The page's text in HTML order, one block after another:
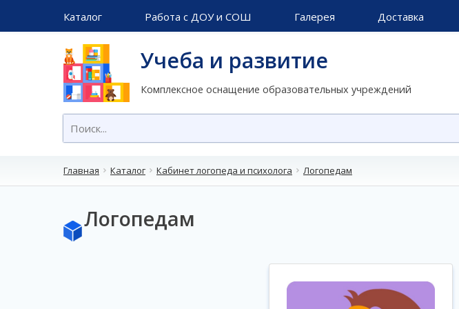
Каталог Работа с ДОУ и СОШ Галерея Доставка
Учеба и развитие
Комплексное оснащение образовательных учреждений
Главная Каталог Кабинет логопеда и психолога Логопедам
Логопедам